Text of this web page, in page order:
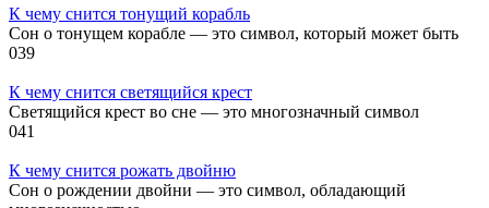
К чему снится тонущий корабль
Сон о тонущем корабле — это символ, который может быть
039
К чему снится светящийся крест
Светящийся крест во сне — это многозначный символ
041
К чему снится рожать двойню
Сон о рождении двойни — это символ, обладающий